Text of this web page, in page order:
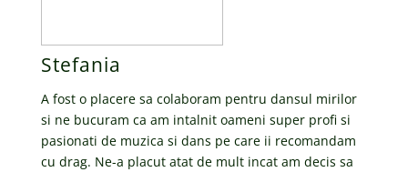
Stefania
A fost o placere sa colaboram pentru dansul mirilor
si ne bucuram ca am intalnit oameni super profi si
pasionati de muzica si dans pe care ii recomandam
cu drag. Ne-a placut atat de mult incat am decis sa